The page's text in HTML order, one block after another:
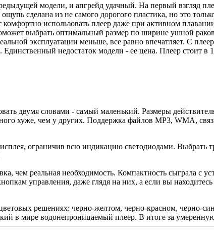
модели, и апгрейд удачный. На первый взгляд
сделана из не самого дорогого пластика, но это
использовать плеер даже при активном
выбрать оптимальный размер по ширине ушной
эксплуатации меньше, все равно впечатляет. С
недостаток модели - ее цена. Плеер стоит
двумя словами - самый маленький. Размеры
хуже, чем у других. Поддержка файлов MP3, WMA,
ограничив всю индикацию светодиодами. Выбрать
чем реальная необходимость. Компактность сыграла с
управления, даже глядя на них, а если вы
решениях: черно-желтом, черно-красном, черно-
в мире водонепроницаемый плеер. В итоге за